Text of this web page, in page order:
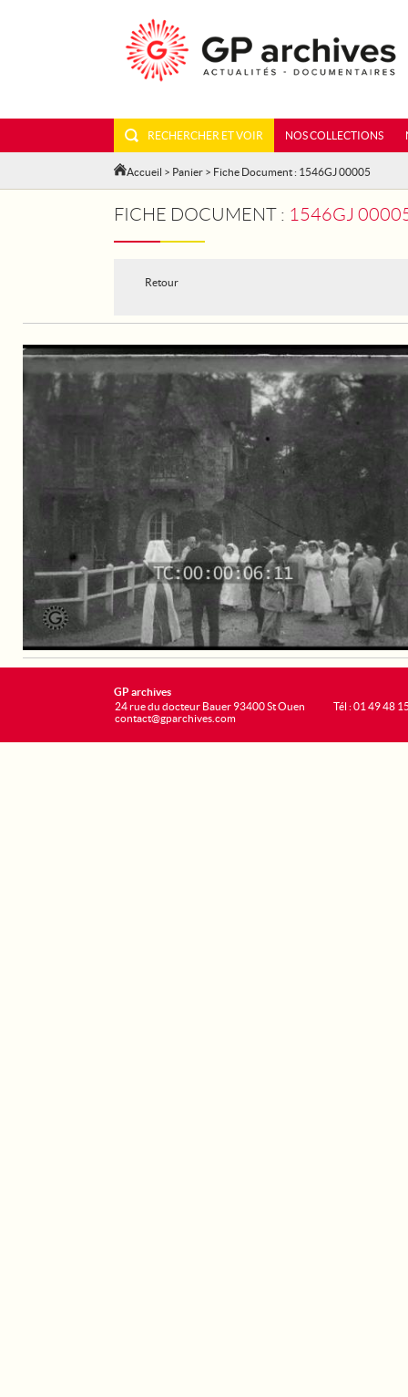
RECHERCHER ET VOIR NOS COLLECTIONS
Accueil > Panier > Fiche Document : 1546GJ 00005
FICHE DOCUMENT : 1546GJ
Retour
GP archives
24 rue du docteur Bauer 93400 St Ouen
contact@gparchives.com
Tél : 01 49 48